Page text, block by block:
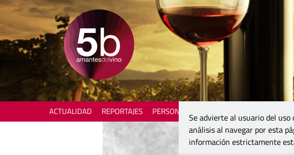
ACTUALIDAD REPORTAJES PERSONAJES
Se advierte al usuario del uso
análisis al navegar por esta
información estrictamente